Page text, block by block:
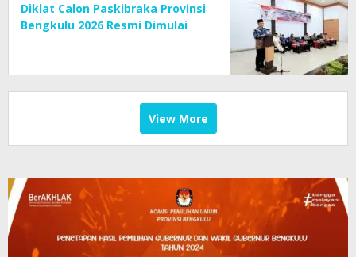
Diklat Calon Paskibraka Provinsi
Bengkulu 2026 Resmi Dimulai
View More